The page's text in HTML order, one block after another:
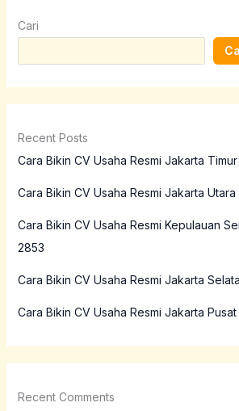
Cari
Recent Posts
Cara Bikin CV Usaha Resmi Jakarta
Cara Bikin CV Usaha Resmi Jakarta
Cara Bikin CV Usaha Resmi Kepulauan
2853
Cara Bikin CV Usaha Resmi Jakarta
Cara Bikin CV Usaha Resmi Jakarta
Recent Comments